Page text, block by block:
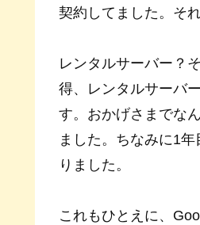
契約してました。そ
レンタルサーバー？
得、レンタルサーバ
す。おかげさまでな
ました。ちなみに1
りました。
これもひとえに、